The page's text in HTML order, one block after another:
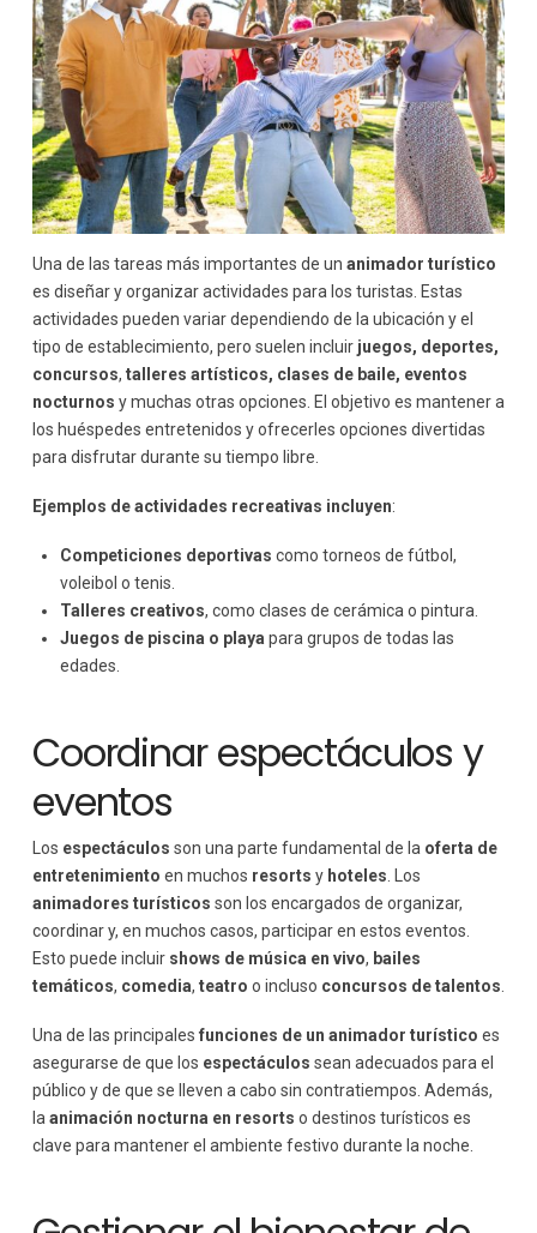
Una de las tareas más importantes de un animador turístico
es diseñar y organizar actividades para los turistas. Estas
actividades pueden variar dependiendo de la ubicación y el
tipo de establecimiento, pero suelen incluir juegos, deportes,
concursos, talleres artísticos, clases de baile, eventos
nocturnos y muchas otras opciones. El objetivo es mantener a
los huéspedes entretenidos y ofrecerles opciones divertidas
para disfrutar durante su tiempo libre.
Ejemplos de actividades recreativas incluyen:
Competiciones deportivas como torneos de fútbol,
voleibol o tenis.
Talleres creativos, como clases de cerámica o pintura.
Juegos de piscina o playa para grupos de todas las
edades.
Coordinar espectáculos y
eventos
Los espectáculos son una parte fundamental de la oferta de
entretenimiento en muchos resorts y hoteles . Los
animadores turísticos son los encargados de organizar,
coordinar y, en muchos casos, participar en estos eventos.
Esto puede incluir shows de música en vivo, bailes
temáticos, comedia, teatro o incluso concursos de talentos
Una de las principales funciones de un animador turístico es
asegurarse de que los espectáculos sean adecuados para el
público y de que se lleven a cabo sin contratiempos. Además,
la animación nocturna en resorts o destinos turísticos es
clave para mantener el ambiente festivo durante la noche.